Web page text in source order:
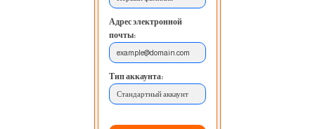
Адрес электронной
почты:
example@domain.com
Тип аккаунта:
Стандартный аккаунт